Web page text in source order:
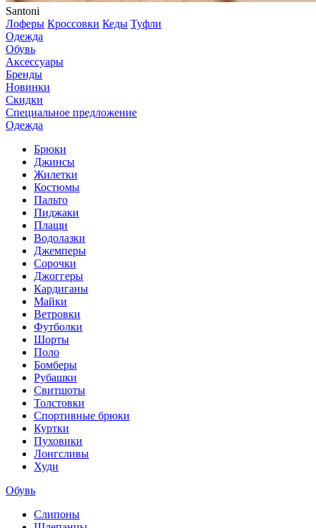
Santoni
Лоферы Кроссовки Кеды Туфли
Одежда
Обувь
Аксессуары
Бренды
Новинки
Скидки
Специальное предложение
Одежда
Брюки
Джинсы
Жилетки
Костюмы
Пальто
Пиджаки
Плащи
Водолазки
Джемперы
Сорочки
Джоггеры
Кардиганы
Майки
Ветровки
Футболки
Шорты
Поло
Бомберы
Рубашки
Свитшоты
Толстовки
Спортивные брюки
Куртки
Пуховики
Лонгсливы
Худи
Обувь
Слипоны